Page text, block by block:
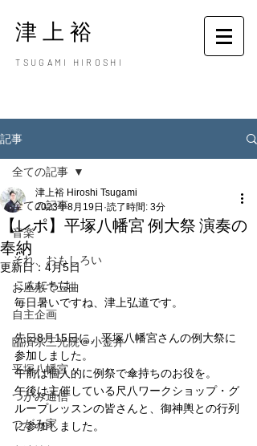
津上裕
TSUGAMI HIROSHI
記事
全ての記事
音楽
それ、おもしろい
お座敷で三曲
自主企画
臨済宗三光院＠小金井
平塚八幡宮
つがみ通信
つがみ家
全ての記事
【レポ】平塚八幡宮 例大祭 演奏の
奉納
津上裕 Hiroshi Tsugami
2023年8月19日 読了時間: 3分
更新日： 4月5日
こんにちは。
毎日暑いですね、津上弘道です。
先日8月15日に、平塚八幡宮さんの例大祭に
参加しました。
午前は個人的に例祭で傘持ちのお役を。
午後は主催している尺八ワークショップ・グ
ループレッスンの皆さんと、御神輿との行列
に参加しました。